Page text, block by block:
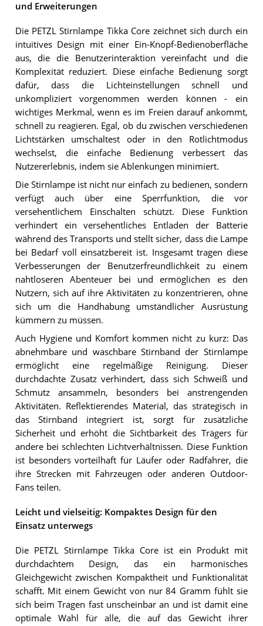
und Erweiterungen
Die PETZL Stirnlampe Tikka Core zeichnet sich durch ein
intuitives Design mit einer Ein-Knopf-Bedienoberfläche
aus, die die Benutzerinteraktion vereinfacht und die
Komplexität reduziert. Diese einfache Bedienung sorgt
dafür, dass die Lichteinstellungen schnell und
unkompliziert vorgenommen werden können - ein
wichtiges Merkmal, wenn es im Freien darauf ankommt,
schnell zu reagieren. Egal, ob du zwischen verschiedenen
Lichtstärken umschaltest oder in den Rotlichtmodus
wechselst, die einfache Bedienung verbessert das
Nutzererlebnis, indem sie Ablenkungen minimiert.
Die Stirnlampe ist nicht nur einfach zu bedienen, sondern
verfügt auch über eine Sperrfunktion, die vor
versehentlichem Einschalten schützt. Diese Funktion
verhindert ein versehentliches Entladen der Batterie
während des Transports und stellt sicher, dass die Lampe
bei Bedarf voll einsatzbereit ist. Insgesamt tragen diese
Verbesserungen der Benutzerfreundlichkeit zu einem
nahtloseren Abenteuer bei und ermöglichen es den
Nutzern, sich auf ihre Aktivitäten zu konzentrieren, ohne
sich um die Handhabung umständlicher Ausrüstung
kümmern zu müssen.
Auch Hygiene und Komfort kommen nicht zu kurz: Das
abnehmbare und waschbare Stirnband der Stirnlampe
ermöglicht eine regelmäßige Reinigung. Dieser
durchdachte Zusatz verhindert, dass sich Schweiß und
Schmutz ansammeln, besonders bei anstrengenden
Aktivitäten. Reflektierendes Material, das strategisch in
das Stirnband integriert ist, sorgt für zusätzliche
Sicherheit und erhöht die Sichtbarkeit des Trägers für
andere bei schlechten Lichtverhältnissen. Diese Funktion
ist besonders vorteilhaft für Läufer oder Radfahrer, die
ihre Strecken mit Fahrzeugen oder anderen Outdoor-
Fans teilen.
Leicht und vielseitig: Kompaktes Design für den
Einsatz unterwegs
Die PETZL Stirnlampe Tikka Core ist ein Produkt mit
durchdachtem Design, das ein harmonisches
Gleichgewicht zwischen Kompaktheit und Funktionalität
schafft. Mit einem Gewicht von nur 84 Gramm fühlt sie
sich beim Tragen fast unscheinbar an und ist damit eine
optimale Wahl für alle, die auf das Gewicht ihrer